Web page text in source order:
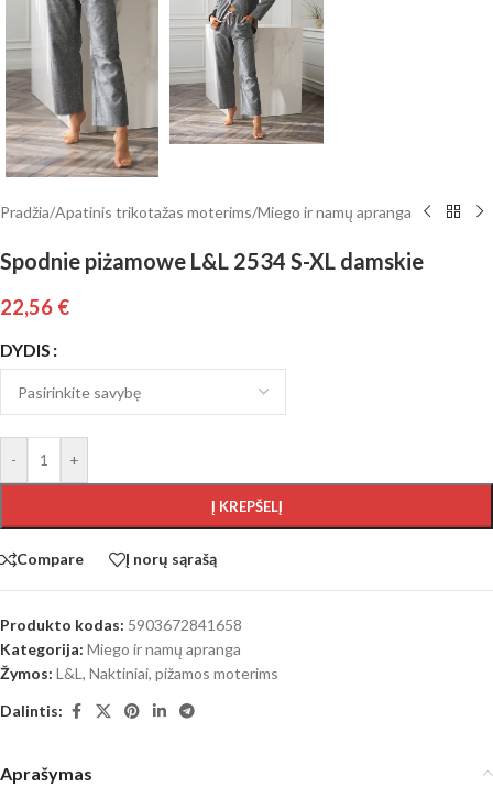
Pradžia/Apatinis trikotažas moterims/Miego ir namų apranga
Spodnie piżamowe L&L 2534 S-XL damskie
22,56 €
DYDIS
- +
Į KREPŠELĮ
Compare Į norų sąrašą
Produkto kodas: 5903672841658
Kategorija: Miego ir namų apranga
Žymos: L&L , Naktiniai, pižamos moterims
Dalintis:
Aprašymas